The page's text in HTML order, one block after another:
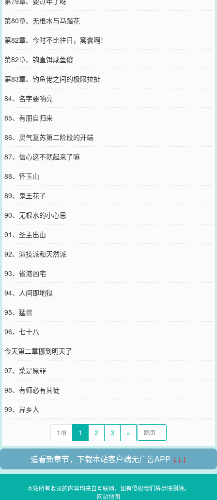
第80章、无根水与马踏花
第82章、今时不比往日，窝囊啊！
第82章、钩直饵咸鱼傻
第83章、钓鱼佬之间的极限拉扯
84、名字要响亮
85、有朋自归来
86、灵气复苏第二阶段的开端
87、信心这不就起来了嘛
88、怀玉山
89、鬼王花子
90、无根水的小心思
91、圣主出山
92、演技派和天然派
93、省港凶宅
94、人间即地狱
95、猛兽
96、七十八
今天第二章挪到明天了
97、菜是原罪
98、有师必有其徒
99、异乡人
1/8 1 2 3 »
追看新章节，下载本站客户端无广告APP ↓↓↓
本站所有收录的内容均来自互联网，如有侵权我们将尽快删除。
网站地图